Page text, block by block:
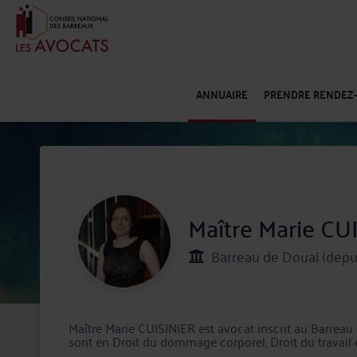
ANNUAIRE PRENDRE
Maître Marie
Barreau de Douai
Maître Marie CUISINIER est avocat inscrit au
sont en Droit du dommage corporel, Droit du